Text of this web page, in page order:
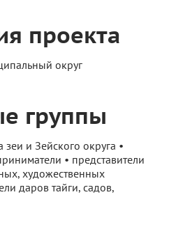
проекта
округ
группы
зеи и Зейского округа •
• представители
художественных
даров тайги, садов,